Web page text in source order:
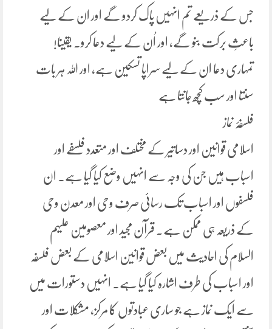
جس کے ذریعے تم انہیں پاک کردو گے اور ان کے لیے
باعثِ برکت بنو گے، اور اُن کے لیے دعا کرو۔ یقینا!
تمہاری دعا ان کے لیے سراپا تسکین ہے، اور اللہ ہر بات
سنتا اور سب کچھ جانتا ہے
فلسفۂ نماز
اسلامی قوانین اور دساتیر کے مختلف اور متعدد فلسفے اور
اسباب ہیں جن کی وجہ سے انہیں وضع کیا گیا ہے۔ ان
فلسفوں اور اسباب تک رسائی صرف وحی اور معدن وحی
کے ذریعہ ہی ممکن ہے۔ قرآن مجید اور معصومین علیہم
السلام کی احادیث میں بعض قوانین اسلامی کے بعض فلسفہ
اور اسباب کی طرف اشارہ کیا گیا ہے۔ انہیں دستورات میں
سے ایک نماز ہے جو ساری عبادتوں کا مرکز، مشکلات اور